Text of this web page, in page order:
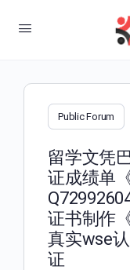
Public Forum
留学文凭
证成绩单
证书制作
真实wse
证